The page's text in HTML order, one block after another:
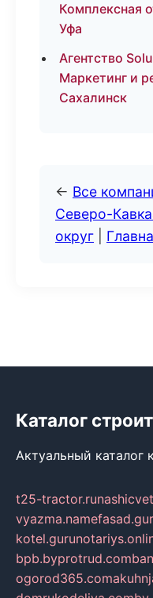
Комплексная
Уфа
Агентство
Маркетинг и
Сахалинск
← Все
Северо-
округ
Каталог
Актуальный каталог
t25-tractor.ru
vyazma.name
kotel.guru
bpb.byprotrud.com
ogorod365.com